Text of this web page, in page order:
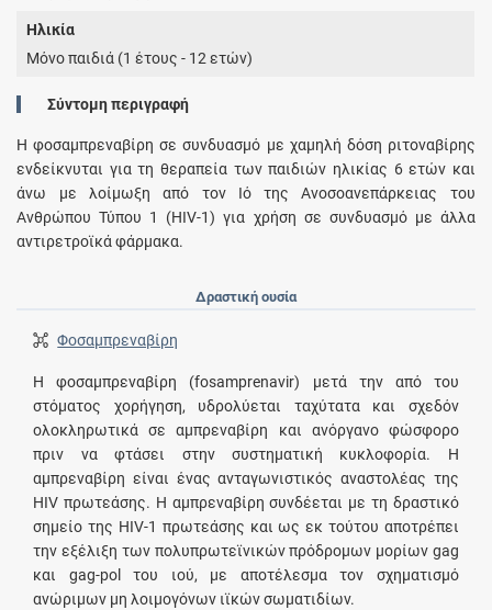
Ηλικία
Μόνο παιδιά (1 έτους - 12 ετών)
Σύντομη περιγραφή
Η φοσαμπρεναβίρη σε συνδυασμό με χαμηλή δόση ριτοναβίρης
ενδείκνυται για τη θεραπεία των παιδιών ηλικίας 6 ετών και
άνω με λοίμωξη από τον Ιό της Ανοσοανεπάρκειας του
Ανθρώπου Τύπου 1 (HIV-1) για χρήση σε συνδυασμό με άλλα
αντιρετροϊκά φάρμακα.
Δραστική ουσία
Φοσαμπρεναβίρη
Η φοσαμπρεναβίρη (fosamprenavir) μετά την από του
στόματος χορήγηση, υδρολύεται ταχύτατα και σχεδόν
ολοκληρωτικά σε αμπρεναβίρη και ανόργανο φώσφορο
πριν να φτάσει στην συστηματική κυκλοφορία. Η
αμπρεναβίρη είναι ένας ανταγωνιστικός αναστολέας της
HIV πρωτεάσης. Η αμπρεναβίρη συνδέεται με τη δραστικό
σημείο της HIV-1 πρωτεάσης και ως εκ τούτου αποτρέπει
την εξέλιξη των πολυπρωτεϊνικών πρόδρομων μορίων gag
και gag-pol του ιού, με αποτέλεσμα τον σχηματισμό
ανώριμων μη λοιμογόνων ιϊκών σωματιδίων.